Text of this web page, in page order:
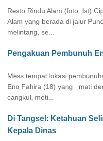
Resto Rindu Alam (foto: Ist)
Alam yang berada di jalur
melintang, se...
Pengakuan Pembunuh
Mess tempat lokasi
Eno Fahira (18) yang mati
cangkul, moti...
Di Tangsel: Ketahuan
Kepala Dinas